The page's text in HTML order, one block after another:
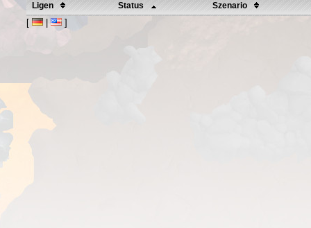
Ligen Status Szenario
[ | ]